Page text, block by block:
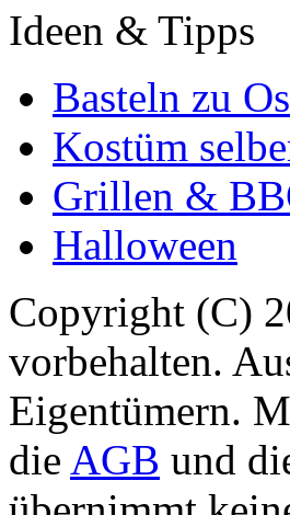
Ideen & Tipps
Basteln zu
Kostüm
Grillen &
Halloween
Copyright (C)
vorbehalten.
Eigentümern.
die AGB und